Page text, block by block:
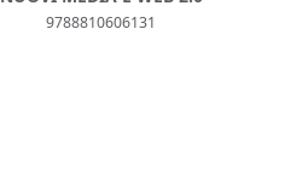
9788810606131